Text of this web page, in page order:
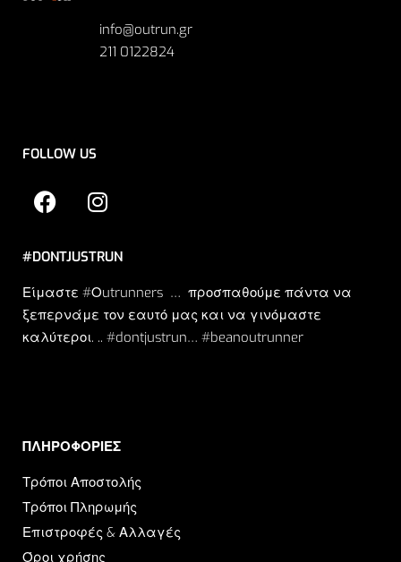
info@outrun.gr
211 0122824
FOLLOW US
#DONTJUSTRUN
Είμαστε #Οutrunners … προσπαθούμε πάντα να
ξεπερνάμε τον εαυτό μας και να γινόμαστε
καλύτεροι. .. #dontjustrun… #beanoutrunner
ΠΛΗΡΟΦΟΡΙΕΣ​
Τρόποι Αποστολής
Τρόποι Πληρωμής
Επιστροφές & Αλλαγές
Όροι χρήσης